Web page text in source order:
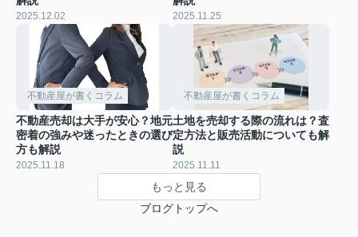
2025.12.02 2025.11.25
不動産屋が書くコラム
不動産売却は大手が安心？地元
密着の強みや迷ったときの選び
方も解説
2025.11.18
不動産屋が書くコラム
土地を売却する際の流れは？査
定方法と販売活動についても解
説
2025.11.11
もっと見る
ブログトップへ